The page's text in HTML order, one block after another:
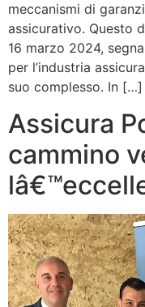
meccanismi di
assicurativo. Questo
16 marzo 2024,
per l’industria
suo complesso. In […]
Assicura
cammino